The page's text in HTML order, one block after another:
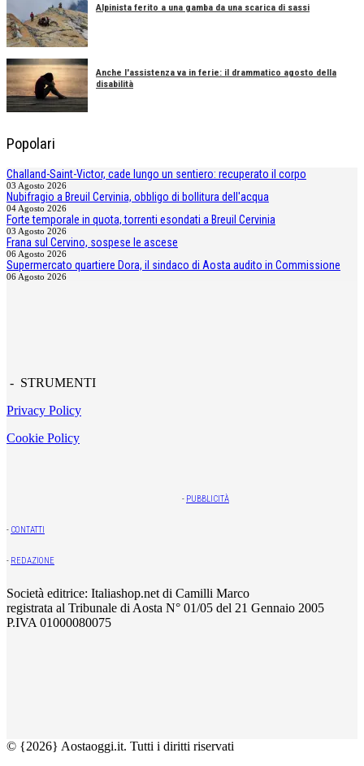
Alpinista ferito a una gamba da una scarica di sassi
Anche l'assistenza va in ferie: il drammatico agosto della
disabilità
Popolari
Challand-Saint-Victor, cade lungo un sentiero: recuperato il corpo
03 Agosto 2026
Nubifragio a Breuil Cervinia, obbligo di bollitura dell'acqua
04 Agosto 2026
Forte temporale in quota, torrenti esondati a Breuil Cervinia
03 Agosto 2026
Frana sul Cervino, sospese le ascese
06 Agosto 2026
Supermercato quartiere Dora, il sindaco di Aosta audito in Commissione
06 Agosto 2026
- STRUMENTI
Privacy Policy
Cookie Policy
- PUBBLICITÀ
- CONTATTI
- REDAZIONE
Società editrice: Italiashop.net di Camilli Marco
registrata al Tribunale di Aosta N° 01/05 del 21 Gennaio 2005
P.IVA 01000080075
© {2026} Aostaoggi.it. Tutti i diritti riservati